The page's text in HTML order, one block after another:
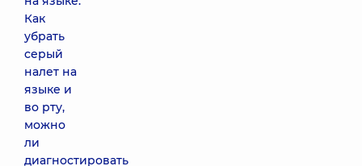
Как
убрать
серый
налет на
языке и
во рту,
можно
ли
диагностировать